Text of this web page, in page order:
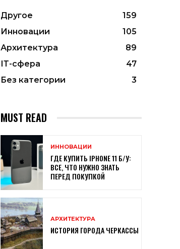
Другое
159
Инновации
105
Архитектура
89
ІТ-сфера
47
Без категории
3
MUST READ
ИННОВАЦИИ
ГДЕ КУПИТЬ IPHONE 11 Б/У:
ВСЕ, ЧТО НУЖНО ЗНАТЬ
ПЕРЕД ПОКУПКОЙ
АРХИТЕКТУРА
ИСТОРИЯ ГОРОДА ЧЕРКАССЫ